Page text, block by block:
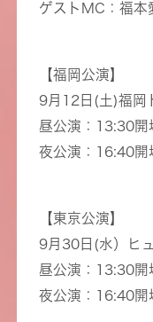
ゲストMC：福本
【福岡公演】
9月12日(土)福岡
昼公演：13:30
夜公演：16:40
【東京公演】
9月30日(水）ヒ
昼公演：13:30
夜公演：16:40